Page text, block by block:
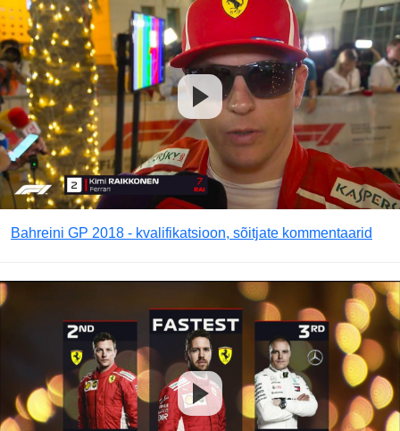
Bahreini GP 2018 - kvalifikatsioon, sõitjate kommentaarid